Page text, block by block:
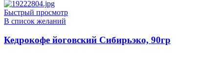
Быстрый просмотр
В список желаний
Кедрокофе йоговский Сибирьэко, 90гр